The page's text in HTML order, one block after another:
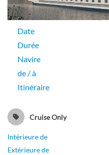
Date
Durée
Navire
de / à
Itinéraire
Cruise Only
Intérieure de
Extérieure de